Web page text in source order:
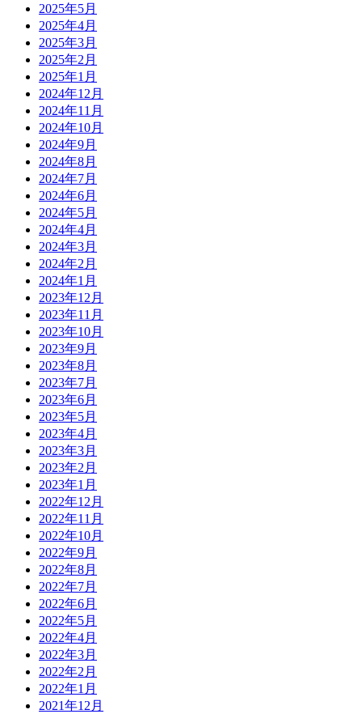
2025年5月
2025年4月
2025年3月
2025年2月
2025年1月
2024年12月
2024年11月
2024年10月
2024年9月
2024年8月
2024年7月
2024年6月
2024年5月
2024年4月
2024年3月
2024年2月
2024年1月
2023年12月
2023年11月
2023年10月
2023年9月
2023年8月
2023年7月
2023年6月
2023年5月
2023年4月
2023年3月
2023年2月
2023年1月
2022年12月
2022年11月
2022年10月
2022年9月
2022年8月
2022年7月
2022年6月
2022年5月
2022年4月
2022年3月
2022年2月
2022年1月
2021年12月